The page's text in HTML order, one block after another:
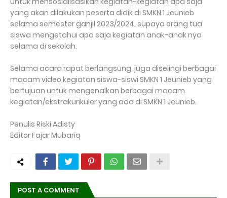
yang akan dilakukan peserta didik di SMKN 1 Jeunieb
selama semester ganjil 2023/2024, supaya orang tua
siswa mengetahui apa saja kegiatan anak-anak nya
selama di sekolah.
Selama acara rapat berlangsung, juga diselingi berbagai
macam video kegiatan siswa-siswi SMKN 1 Jeunieb yang
bertujuan untuk mengenalkan berbagai macam
kegiatan/ekstrakurikuler yang ada di SMKN 1 Jeunieb.
Penulis Riski Adisty
Editor Fajar Mubariq
POST A COMMENT